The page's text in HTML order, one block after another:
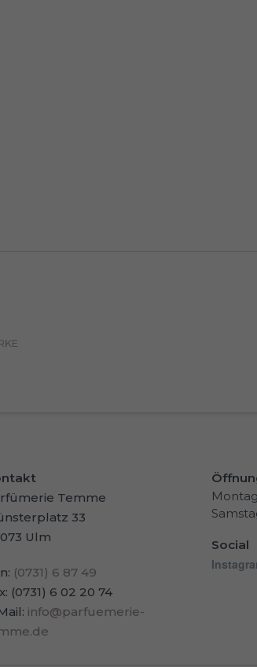
Temme
33
Ulm
(0731) 6 87 49
(0731) 6 02 20 74
info@parfuemerie-
Social